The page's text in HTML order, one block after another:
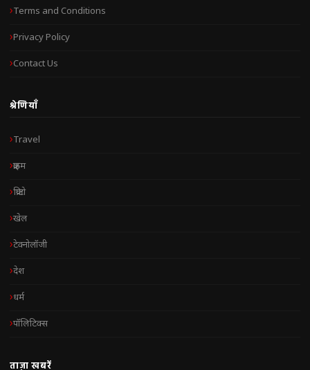
Terms and Conditions
Privacy Policy
Contact Us
श्रेणियाँ
Travel
क्राइम
क्रिप्टो
खेल
टेक्नोलॉजी
देश
धर्म
पॉलिटिक्स
ताज़ा खबरें